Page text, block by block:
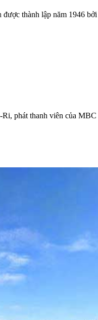
thành lập năm 1946
Ri, phát thanh viên của